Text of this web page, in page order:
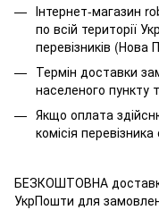
Інтернет-магазин
по всій території
перевізників
Термін доставки
населеного пункту
Якщо оплата
комісія
БЕЗКОШТОВНА
УкрПошти для